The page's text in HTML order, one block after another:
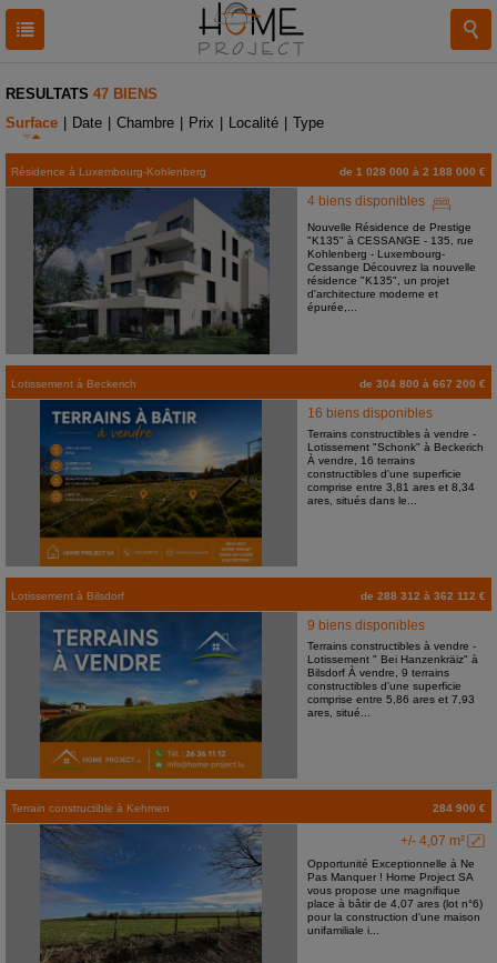
RESULTATS 47 BIENS
Surface
Date Chambre Prix Localité Type
Résidence à Luxembourg-Kohlenberg de 1 028 000 à 2 188 000 €
4 biens disponibles
Nouvelle Résidence de Prestige
"K135" à CESSANGE - 135, rue
Kohlenberg - Luxembourg-
Cessange Découvrez la nouvelle
résidence "K135", un projet
d'architecture moderne et
épurée,...
Lotissement à Beckerich de 304 800 à 667 200 €
16 biens disponibles
Terrains constructibles à vendre -
Lotissement "Schonk" à Beckerich
À vendre, 16 terrains
constructibles d'une superficie
comprise entre 3,81 ares et 8,34
ares, situés dans le...
Lotissement à Bilsdorf de 288 312 à 362 112 €
9 biens disponibles
Terrains constructibles à vendre -
Lotissement " Bei Hanzenkräiz" à
Bilsdorf À vendre, 9 terrains
constructibles d'une superficie
comprise entre 5,86 ares et 7,93
ares, situé...
Terrain constructible à Kehmen 284 900 €
+/- 4,07 m²
Opportunité Exceptionnelle à Ne
Pas Manquer ! Home Project SA
vous propose une magnifique
place à bâtir de 4,07 ares (lot n°6)
pour la construction d'une maison
unifamiliale i...